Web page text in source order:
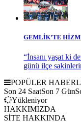
GEMLİK’TE
“İnsanı yaşat ki
günü ilçe
POPÜLER
Son 24 SaatSon 7 Gün
Yükleniyor
HAKKIMIZDA
SİTE HAKKINDA